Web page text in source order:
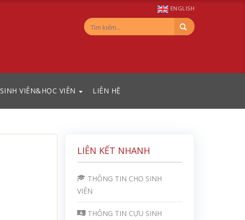
ENGLISH
SINH VIÊN&HỌC VIÊN LIÊN HỆ
LIÊN KẾT NHANH
THÔNG TIN CHO SINH
VIÊN
THÔNG TIN CỰU SINH